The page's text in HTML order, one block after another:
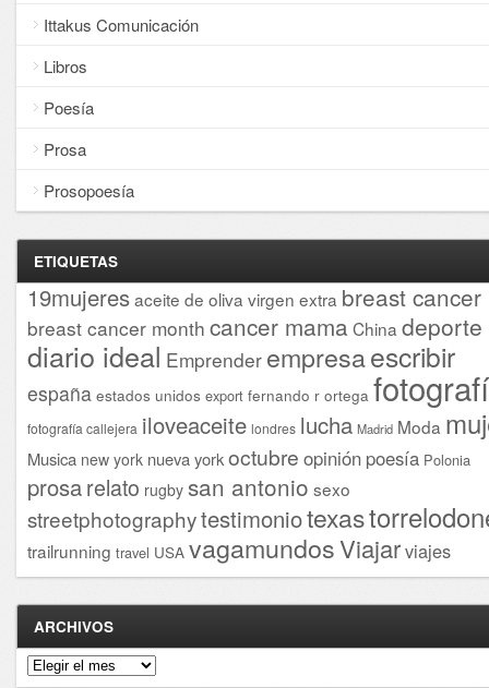
Ittakus Comunicación
Libros
Poesía
Prosa
Prosopoesía
ETIQUETAS
19mujeresaceite de oliva virgen extra breast cancer
breast cancer month cancer mama China deporte
diario ideal Emprender empresaescribir
españa estados unidos export fernando r ortega
fotografía callejera iloveaceite londres lucha Madrid Moda
Musica new york nueva yorkoctubre opinión poesía Polonia
prosarelato rugby san antonio sexo
streetphotographytestimoniotexas
trailrunning travel USA vagamundosViajarviajes
ARCHIVOS
Archivos